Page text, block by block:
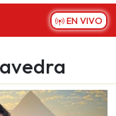
EN VIVO